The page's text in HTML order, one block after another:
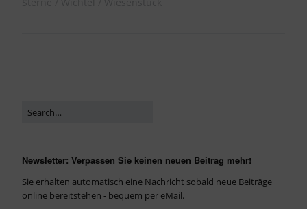
Newsletter: Verpassen Sie keinen neuen Beitrag mehr!
Sie erhalten automatisch eine Nachricht sobald neue Beiträge
online bereitstehen - bequem per eMail.